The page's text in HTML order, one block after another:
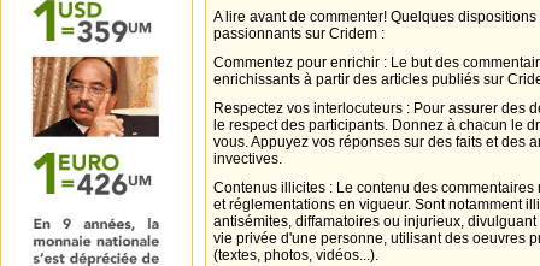
A lire avant de commenter! Quelques
passionnants sur Cridem :
Commentez pour enrichir : Le but des
enrichissants à partir des articles publiés sur
Respectez vos interlocuteurs : Pour assurer des
le respect des participants. Donnez à chacun le
vous. Appuyez vos réponses sur des faits et des
invectives.
Contenus illicites : Le contenu des
et réglementations en vigueur. Sont notamment
antisémites, diffamatoires ou injurieux,
vie privée d'une personne, utilisant des oeuvres
(textes, photos, vidéos...).